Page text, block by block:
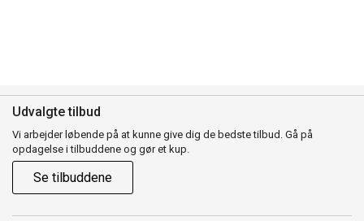
Udvalgte tilbud
Vi arbejder løbende på at kunne give dig de bedste tilbud. Gå på
opdagelse i tilbuddene og gør et kup.
Se tilbuddene